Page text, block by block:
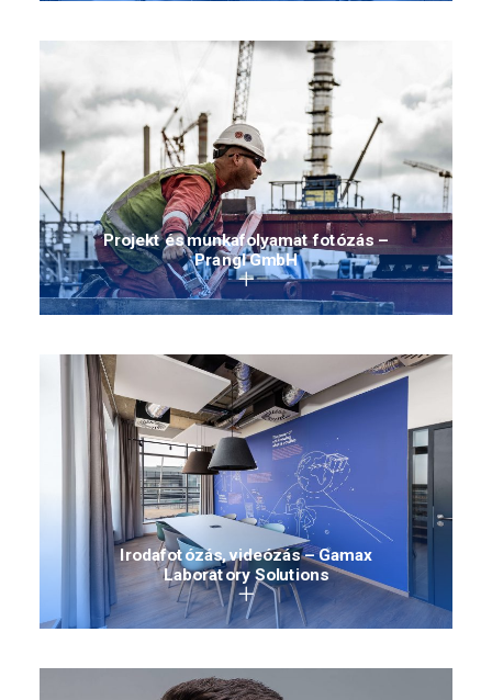
Projekt és munkafolyamat fotózás –
Prangl GmbH
Irodafotózás, videózás – Gamax
Laboratory Solutions